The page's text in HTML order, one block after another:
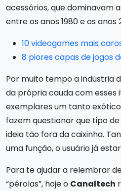
acessórios, que dominavam
entre os anos 1980 e os anos
10 videogames mais
8 piores capas de jogos
Por muito tempo a indústria
da própria cauda com esses
exemplares um tanto
fazem questionar que tipo
ideia tão fora da caixinha.
uma função, o usuário já
Para te ajudar a relembrar
“pérolas”, hoje o Canaltech